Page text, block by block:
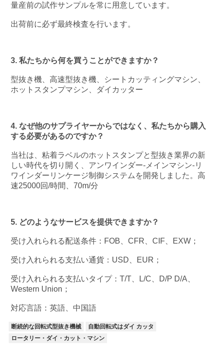
量産前の試作サンプルを常に用意しています。
出荷前に必ず最終検査を行います。
3. 私たちから何を買うことができますか？
型抜き機、高速型抜き機、シートカッティングマシン、
ホットスタンプマシン、ダイカッター
4. なぜ他のサプライヤーからではなく、私たちから購入
する必要があるのですか？
当社は、粘着ラベルのホットスタンプと型抜き業界の新
しい時代を切り開く、アンワインダー-メインマシン-リ
ワインダーリンケージ制御システムを開発しました。高
速25000回/時間、70m/分
5. どのようなサービスを提供できますか？
受け入れられる配送条件：FOB、CFR、CIF、EXW；
受け入れられる支払い通貨：USD、EUR；
受け入れられる支払いタイプ：T/T、L/C、D/P D/A、
Western Union；
対応言語：英語、中国語
断続的な回転式型抜き機械
自動回転式はダイ カッタ
ロータリー・ダイ・カット・マシン